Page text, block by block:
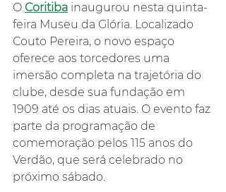
O Coritiba inaugurou nesta quinta-
feira Museu da Glória. Localizado
Couto Pereira, o novo espaço
oferece aos torcedores uma
imersão completa na trajetória do
clube, desde sua fundação em
1909 até os dias atuais. O evento faz
parte da programação de
comemoração pelos 115 anos do
Verdão, que será celebrado no
próximo sábado.